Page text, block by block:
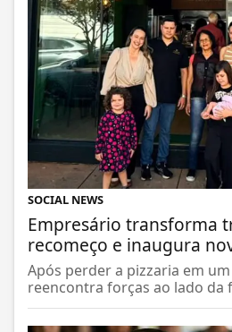
SOCIAL NEWS
Empresário transforma
recomeço e inaugura
Após perder a pizzaria em
reencontra forças ao lado da